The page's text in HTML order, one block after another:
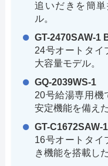
追いだきを簡
ル。
GT-2470SAW-1
24号オートタイ
大容量モデル。
GQ-2039WS-1
20号給湯専用機
安定機能を備え
GT-C1672SAW-
16号オートタイ
き機能を搭載し